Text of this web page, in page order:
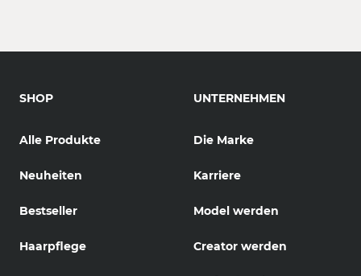
SHOP
Alle Produkte
Neuheiten
Bestseller
Haarpflege
UNTERNEHMEN
Die Marke
Karriere
Model werden
Creator werden